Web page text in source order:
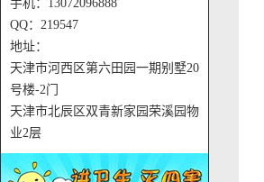
手机：13072096888
QQ：219547
地址：
天津市河西区第六田园一期别墅20
号楼-2门
天津市北辰区双青新家园荣溪园物
业2层